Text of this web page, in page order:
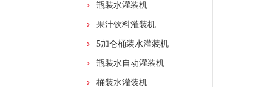
瓶装水灌装机
果汁饮料灌装机
5加仑桶装水灌装机
瓶装水自动灌装机
桶装水灌装机